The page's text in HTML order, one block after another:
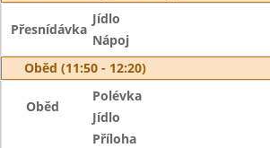
Přesnídávka
Jídlo
Nápoj
Oběd (11:50 - 12:20)
Oběd
Polévka
Jídlo
Příloha